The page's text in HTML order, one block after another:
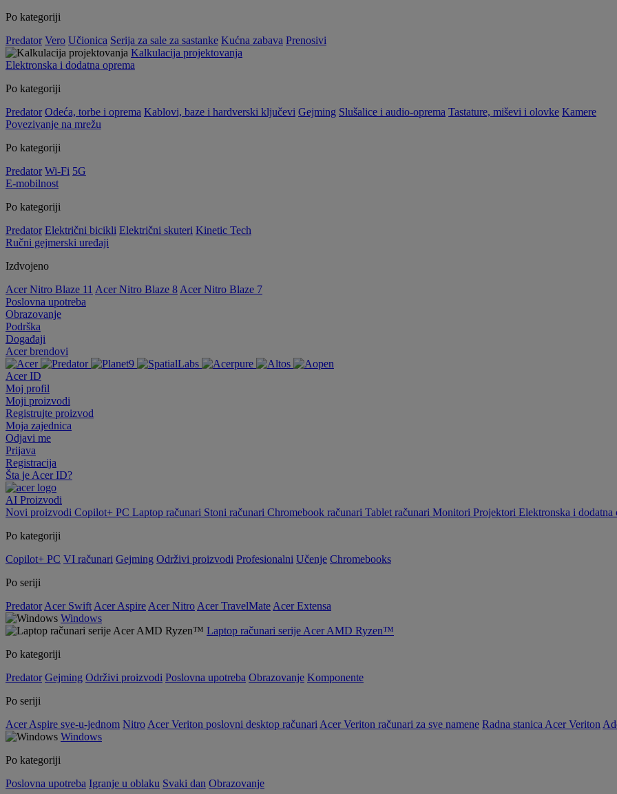
Po kategoriji
Predator Vero Učionica Serija za sale za sastanke Kućna zabava Prenosivi
Kalkulacija projektovanja
Elektronska i dodatna oprema
Po kategoriji
Predator Odeća, torbe i oprema Kablovi, baze i hardverski ključevi Gejming Slušalice i audio-oprema Tastature, miševi i olovke Kamere
Povezivanje na mrežu
Po kategoriji
Predator Wi-Fi 5G
E-mobilnost
Po kategoriji
Predator Električni bicikli Električni skuteri Kinetic Tech
Ručni gejmerski uređaji
Izdvojeno
Acer Nitro Blaze 11 Acer Nitro Blaze 8 Acer Nitro Blaze 7
Poslovna upotreba
Obrazovanje
Podrška
Događaji
Acer brendovi
Acer ID
Moj profil
Moji proizvodi
Registrujte proizvod
Moja zajednica
Odjavi me
Prijava
Registracija
Šta je Acer ID?
AI Proizvodi
Novi proizvodi Copilot+ PC Laptop računari Stoni računari Chromebook računari Tablet računari Monitori Projektori Elektronska i dodatna
Po kategoriji
Copilot+ PC VI računari Gejming Održivi proizvodi Profesionalni Učenje Chromebooks
Po seriji
Predator Acer Swift Acer Aspire Acer Nitro Acer TravelMate Acer Extensa
Windows
Laptop računari serije Acer AMD Ryzen™
Po kategoriji
Predator Gejming Održivi proizvodi Poslovna upotreba Obrazovanje Komponente
Po seriji
Acer Aspire sve-u-jednom Nitro Acer Veriton poslovni desktop računari Acer Veriton računari za sve namene Radna stanica Acer Veriton
Windows
Po kategoriji
Poslovna upotreba Igranje u oblaku Svaki dan Obrazovanje